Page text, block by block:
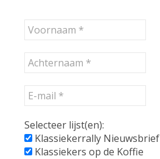
Selecteer lijst(en):
Klassiekerrally Nieuwsbrief
Klassiekers op de Koffie